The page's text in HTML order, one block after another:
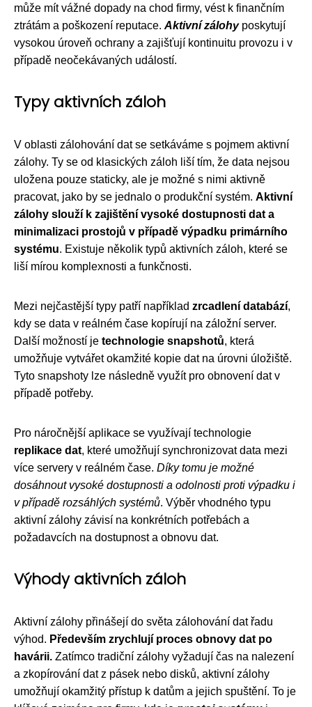
může mít vážné dopady na chod firmy, vést k finančním
ztrátám a poškození reputace. Aktivní zálohyposkytují
vysokou úroveň ochrany a zajišťují kontinuitu provozu i v
případě neočekávaných událostí.
Typy aktivních záloh
V oblasti zálohování dat se setkáváme s pojmem aktivní
zálohy. Ty se od klasických záloh liší tím, že data nejsou
uložena pouze staticky, ale je možné s nimi aktivně
pracovat, jako by se jednalo o produkční systém. Aktivní
zálohy slouží k zajištění vysoké dostupnosti dat a
minimalizaci prostojů v případě výpadku primárního
systému. Existuje několik typů aktivních záloh, které se
liší mírou komplexnosti a funkčnosti.
Mezi nejčastější typy patří například zrcadlení databází,
kdy se data v reálném čase kopírují na záložní server.
Další možností je technologie snapshotů, která
umožňuje vytvářet okamžité kopie dat na úrovni úložiště.
Tyto snapshoty lze následně využít pro obnovení dat v
případě potřeby.
Pro náročnější aplikace se využívají technologie
replikace dat, které umožňují synchronizovat data mezi
více servery v reálném čase. Díky tomu je možné
dosáhnout vysoké dostupnosti a odolnosti proti výpadku i
v případě rozsáhlých systémů. Výběr vhodného typu
aktivní zálohy závisí na konkrétních potřebách a
požadavcích na dostupnost a obnovu dat.
Výhody aktivních záloh
Aktivní zálohy přinášejí do světa zálohování dat řadu
výhod. Především zrychlují proces obnovy dat po
havárii. Zatímco tradiční zálohy vyžadují čas na nalezení
a zkopírování dat z pásek nebo disků, aktivní zálohy
umožňují okamžitý přístup k datům a jejich spuštění. To je